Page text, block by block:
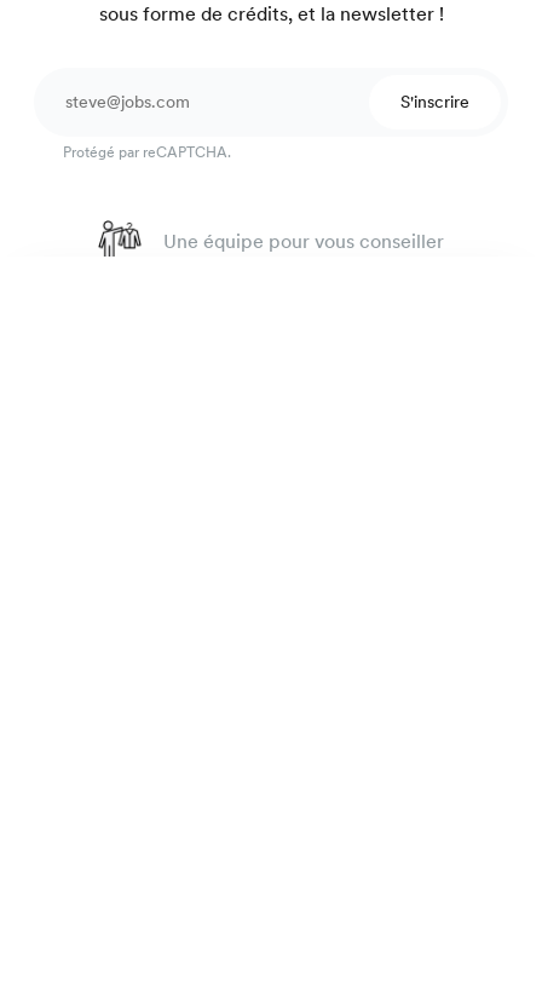
sous forme de crédits, et la newsletter !
S'inscrire
Protégé par reCAPTCHA.
Une équipe pour vous conseiller